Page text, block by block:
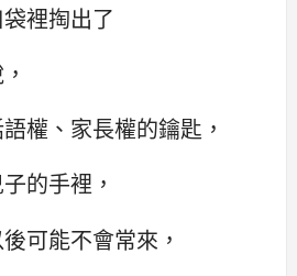
裡掏出了
權、家長權的鑰匙，
的手裡，
可能不會常來，